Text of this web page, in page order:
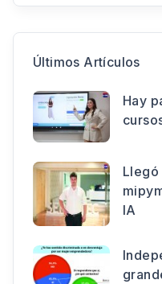
Últimos Artículos
Hay
Llegó
IA